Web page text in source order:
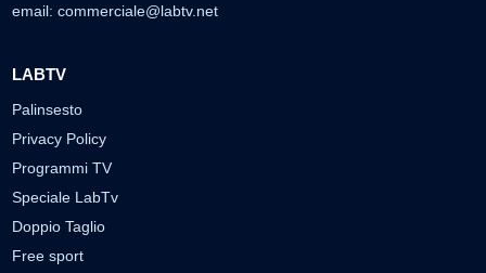
email: commerciale@labtv.net
LABTV
Palinsesto
Privacy Policy
Programmi TV
Speciale LabTv
Doppio Taglio
Free sport